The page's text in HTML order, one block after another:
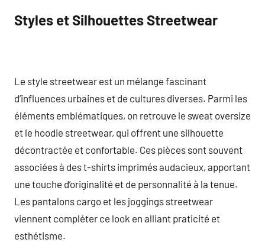
Styles et Silhouettes Streetwear
Le style streetwear est un mélange fascinant
d’influences urbaines et de cultures diverses. Parmi les
éléments emblématiques, on retrouve le sweat oversize
et le hoodie streetwear, qui offrent une silhouette
décontractée et confortable. Ces pièces sont souvent
associées à des t-shirts imprimés audacieux, apportant
une touche d’originalité et de personnalité à la tenue.
Les pantalons cargo et les joggings streetwear
viennent compléter ce look en alliant praticité et
esthétisme.